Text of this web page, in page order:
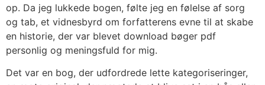
op. Da jeg lukkede bogen, følte jeg en følelse af sorg
og tab, et vidnesbyrd om forfatterens evne til at skabe
en historie, der var blevet download bøger pdf
personlig og meningsfuld for mig.
Det var en bog, der udfordrede lette kategoriseringer,